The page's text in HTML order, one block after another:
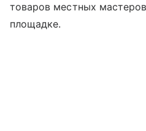
товаров местных
площадке.